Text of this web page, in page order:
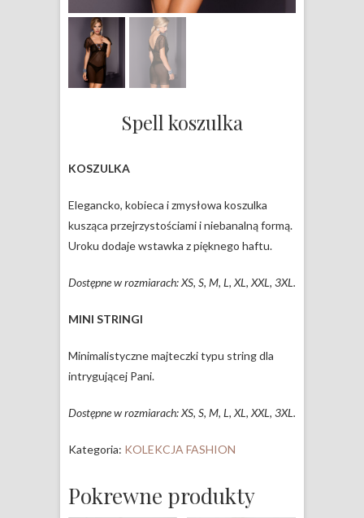
Spell koszulka
KOSZULKA
Elegancko, kobieca i zmysłowa koszulka
kusząca przejrzystościami i niebanalną formą.
Uroku dodaje wstawka z pięknego haftu.
Dostępne w rozmiarach: XS, S, M, L, XL, XXL, 3XL.
MINI STRINGI
Minimalistyczne majteczki typu string dla
intrygującej Pani.
Dostępne w rozmiarach: XS, S, M, L, XL, XXL, 3XL.
Kategoria: KOLEKCJA FASHION
Pokrewne produkty